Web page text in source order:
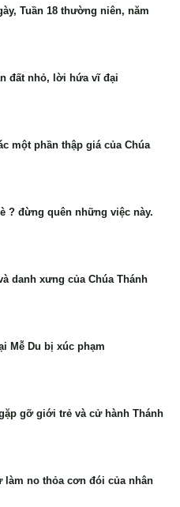
Tuần 18 thường niên, năm
đất nhỏ, lời hứa vĩ đại
một phần thập giá của Chúa
? đừng quên những việc này.
danh xưng của Chúa Thánh
Mễ Du bị xúc phạm
gỡ giới trẻ và cử hành Thánh
no thỏa cơn đói của nhân